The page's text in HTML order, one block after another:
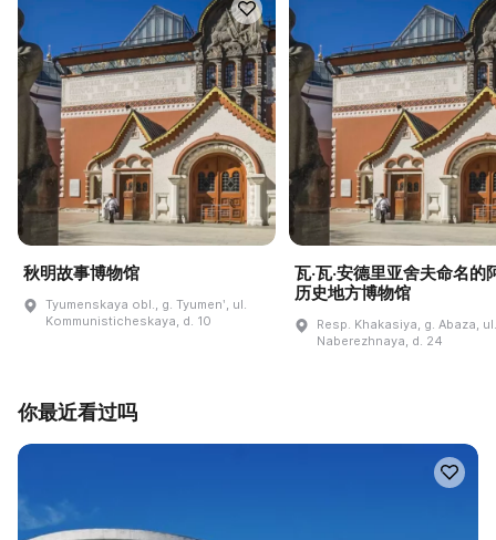
秋明故事博物馆
Tyumenskaya obl., g. Tyumenʹ, ul.
Kommunisticheskaya, d. 10
瓦·瓦·安德里亚舍夫命名的
历史地方博物馆
Resp. Khakasiya, g. Abaza, ul.
Naberezhnaya, d. 24
你最近看过吗